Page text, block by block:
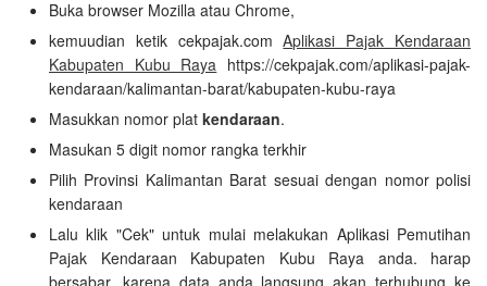
Buka browser Mozilla atau Chrome,
kemuudian ketik cekpajak.comAplikasi Pajak Kendaraan
Kabupaten Kubu Raya https://cekpajak.com/aplikasi-pajak-
kendaraan/kalimantan-barat/kabupaten-kubu-raya
Masukkan nomor plat kendaraan.
Masukan 5 digit nomor rangka terkhir
Pilih Provinsi Kalimantan Barat sesuai dengan nomor polisi
kendaraan
Lalu klik "Cek" untuk mulai melakukan Aplikasi Pemutihan
Pajak Kendaraan Kabupaten Kubu Raya anda. harap